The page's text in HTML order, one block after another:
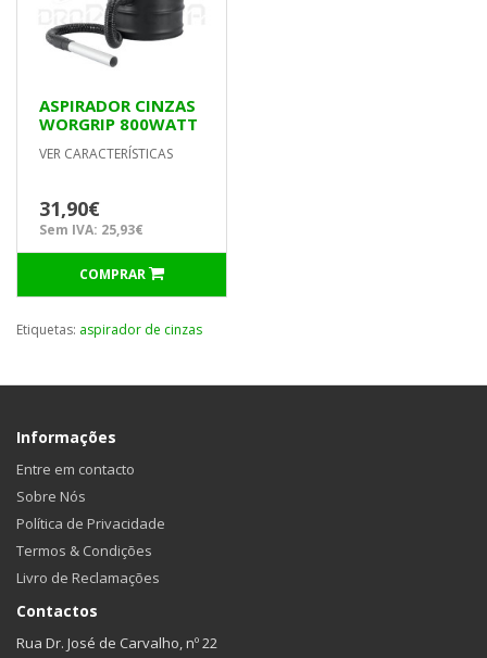
ASPIRADOR CINZAS
WORGRIP 800WATT
VER CARACTERÍSTICAS
31,90€
Sem IVA: 25,93€
COMPRAR
Etiquetas: aspirador de cinzas
Informações
Entre em contacto
Sobre Nós
Política de Privacidade
Termos & Condições
Livro de Reclamações
Contactos
Rua Dr. José de Carvalho, nº 22